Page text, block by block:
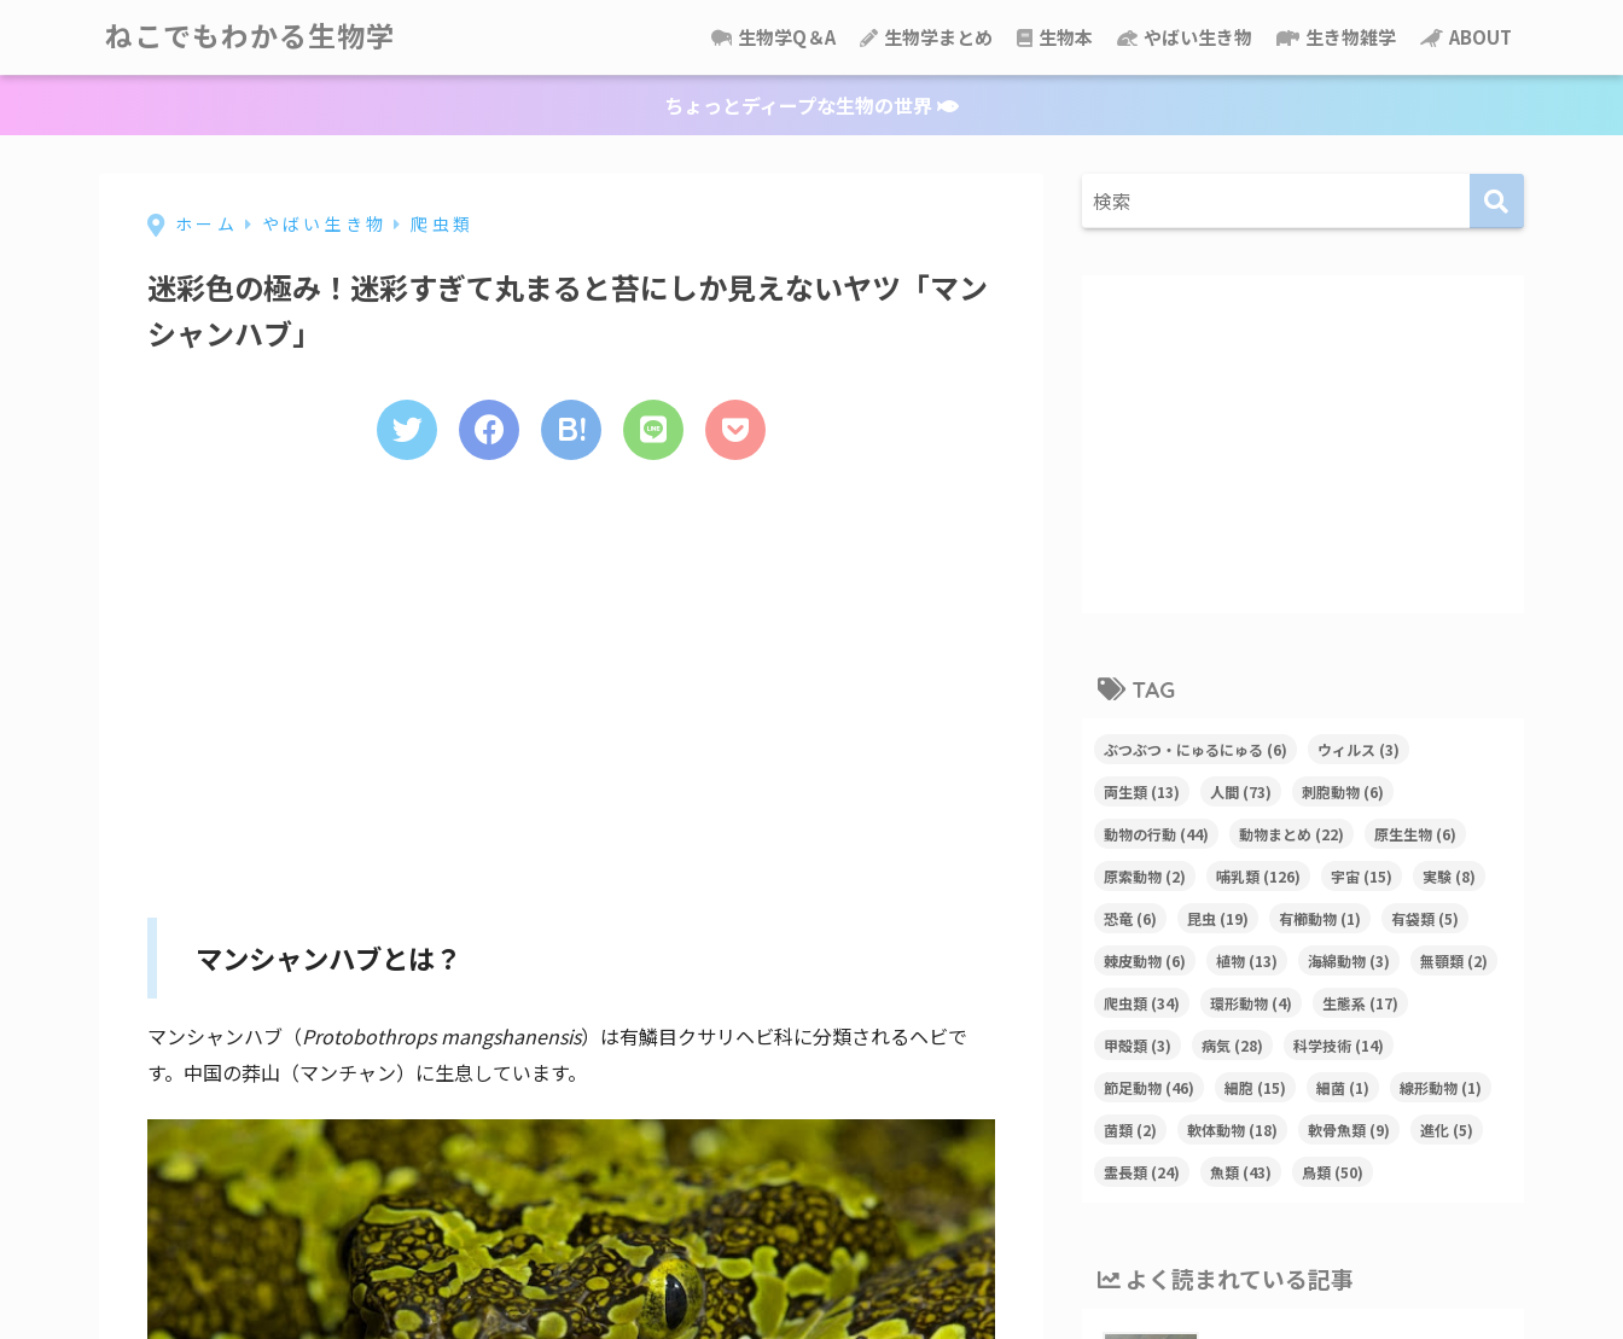
ねこでもわかる生物学 生物学Q＆A 生物学まとめ 生物本 やばい生き物 生き物雑学 ABOUT
ちょっとディープな生物の世界
ホーム やばい生き物 爬虫類
迷彩色の極み！迷彩すぎて丸まると苔にしか見えないヤツ「マン
シャンハブ」
マンシャンハブとは？
マンシャンハブ（Protobothrops mangshanensis）は有鱗目クサリヘビ科に分類されるヘビで
す。中国の莽山（マンチャン）に生息しています。
TAG
ぶつぶつ・にゅるにゅる (6) ウィルス (3)
両生類 (13) 人間 (73) 刺胞動物 (6)
動物の行動 (44) 動物まとめ (22) 原生生物 (6)
原索動物 (2) 哺乳類 (126) 宇宙 (15) 実験 (8)
恐竜 (6) 昆虫 (19) 有櫛動物 (1) 有袋類 (5)
棘皮動物 (6) 植物 (13) 海綿動物 (3) 無顎類 (2)
爬虫類 (34) 環形動物 (4) 生態系 (17)
甲殻類 (3) 病気 (28) 科学技術 (14)
節足動物 (46) 細胞 (15) 細菌 (1) 線形動物 (1)
菌類 (2) 軟体動物 (18) 軟骨魚類 (9) 進化 (5)
霊長類 (24) 魚類 (43) 鳥類 (50)
よく読まれている記事